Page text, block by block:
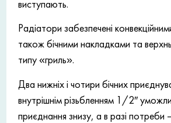
виступають.
Радіатори забезпечені
також бічними накладками та
типу «гриль».
Два нижніх і чотири бічних
внутрішнім різьбленням 1/2″
приєднання знизу, а в разі потреби